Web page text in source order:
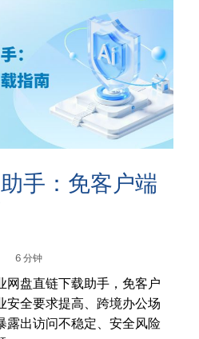
手：免客户端
6 分钟
网盘直链下载助手，免客户
安全要求提高、跨境办公场
露出访问不稳定、安全风险